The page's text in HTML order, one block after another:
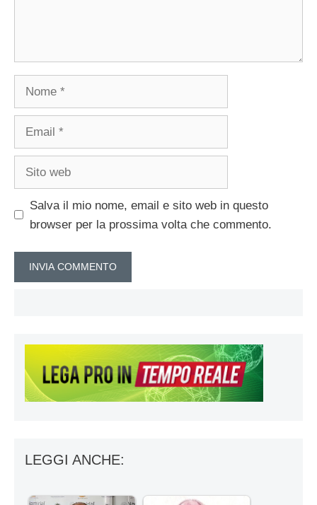
Nome
Email
Sito
Salva il mio nome, email e sito web in questo
browser per la prossima volta che commento.
LEGGI ANCHE: